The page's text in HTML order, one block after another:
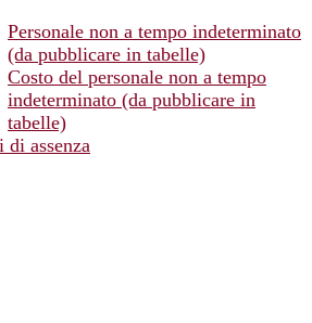
Personale non a tempo indeterminato
(da pubblicare in tabelle)
Costo del personale non a tempo
indeterminato (da pubblicare in
tabelle)
di assenza